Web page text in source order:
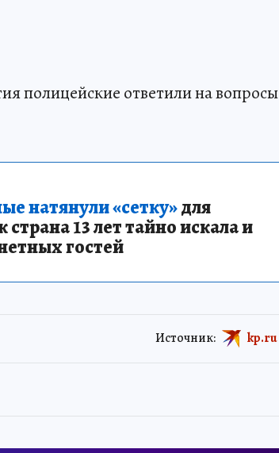
полицейские ответили на вопросы
натянули «сетку»для
13 лет тайно искала и
гостей
Источник: kp.ru